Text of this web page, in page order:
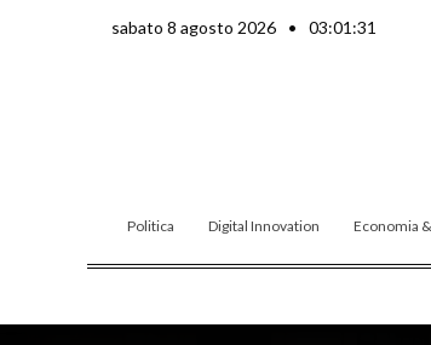
sabato 8 agosto 2026 • 03:01:32
Politica Digital Innovation Economia